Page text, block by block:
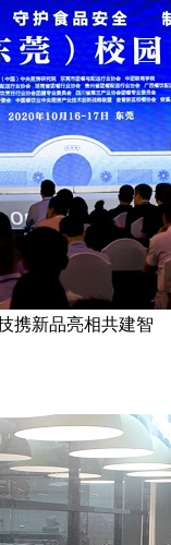
携新品亮相共建智